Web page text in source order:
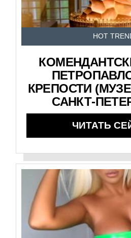
HOT
КРЕПОСТИ
САНКТ-
ЧИТАТЬ